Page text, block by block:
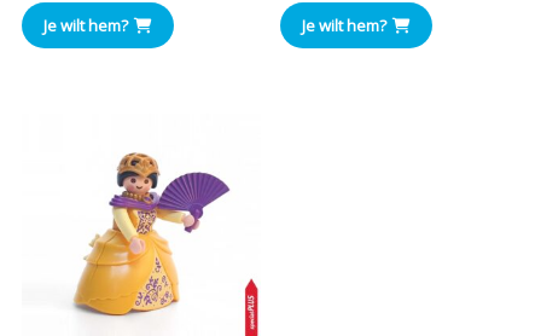
Je wilt hem? Je wilt hem?